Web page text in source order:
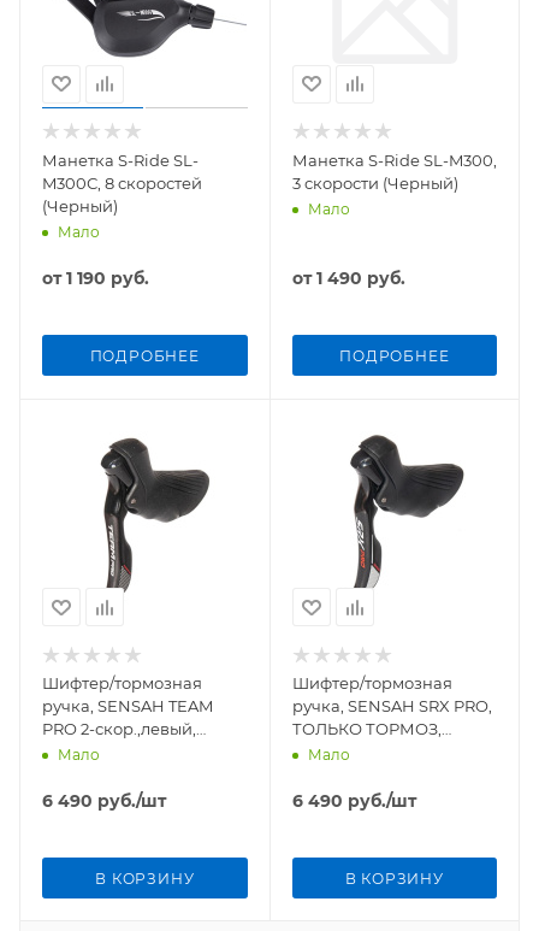
Манетка S-Ride SL-
M300С, 8 скоростей
(Черный)
Мало
от1 190 руб.
ПОДРОБНЕЕ
Манетка S-Ride SL-M300,
3 скорости (Черный)
Мало
от1 490 руб.
ПОДРОБНЕЕ
Шифтер/тормозная
ручка, SENSAH TEAM
PRO 2-скор.,левый,
чёрный, 1800 mm
Мало
6 490 руб./шт
В КОРЗИНУ
Шифтер/тормозная
ручка, SENSAH SRX PRO,
ТОЛЬКО ТОРМОЗ,
левый, чёрный, 1800 mm
Мало
6 490 руб./шт
В КОРЗИНУ